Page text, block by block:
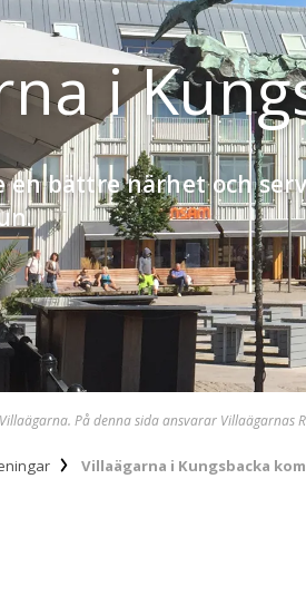
i
en bättre närhet och
På denna sida ansvarar Villaägarnas
Villaägarna i Kungsbacka